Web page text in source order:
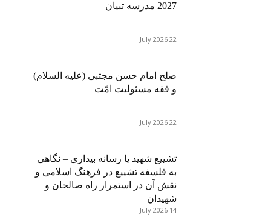
2027 مدرسه تبیان
22 July 2026
صلح امام حسن مجتبی (علیه السلام)
و فقه مسئولیت امّت
22 July 2026
تشییع شهید یا رسانه بیداری – نگاهی
به فلسفه تشییع در فرهنگ اسلامی و
نقش آن در استمرار راه صالحان و
شهیدان
14 July 2026